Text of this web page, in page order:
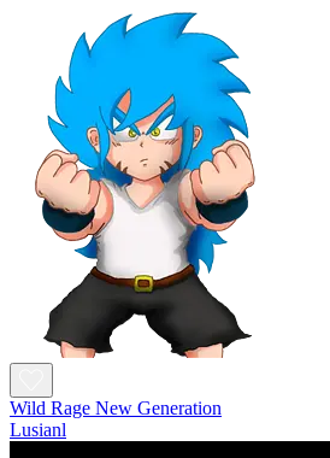
Wild Rage New Generation
Lusianl